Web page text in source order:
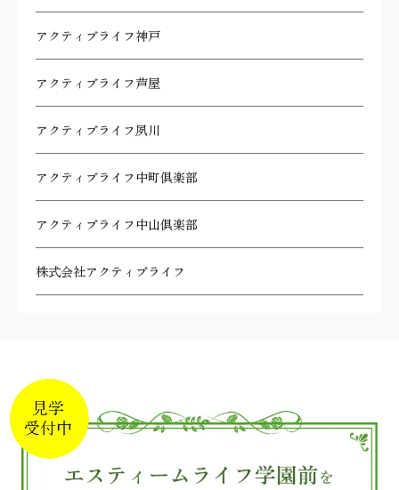
アクティブライフ神戸
アクティブライフ芦屋
アクティブライフ夙川
アクティブライフ中町倶楽部
アクティブライフ中山倶楽部
株式会社アクティブライフ